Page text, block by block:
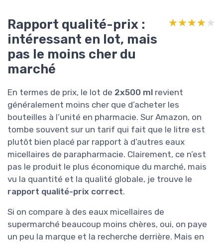
Rapport qualité-prix :
intéressant en lot, mais
pas le moins cher du
marché
★★★★★
★★★★★
En termes de prix, le lot de 2x500 ml revient
généralement moins cher que d’acheter les
bouteilles à l’unité en pharmacie. Sur Amazon, on
tombe souvent sur un tarif qui fait que le litre est
plutôt bien placé par rapport à d’autres eaux
micellaires de parapharmacie. Clairement, ce n’est
pas le produit le plus économique du marché, mais
vu la quantité et la qualité globale, je trouve le
rapport qualité-prix correct.
Si on compare à des eaux micellaires de
supermarché beaucoup moins chères, oui, on paye
un peu la marque et la recherche derrière. Mais en